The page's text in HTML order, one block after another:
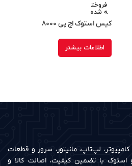
فروخت
ه شده
کیس استوک اچ پی ۸۰۰۰
اطلاعات بیشتر
لپ‌تاپ، مانیتور، سرور و قطعات
استوک با تضمین کیفیت، اصالت کالا و